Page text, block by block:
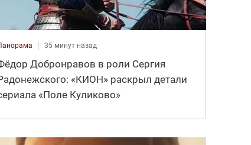
35 минут назад
Добронравов в роли Сергия
«КИОН» раскрыл детали
«Поле Куликово»